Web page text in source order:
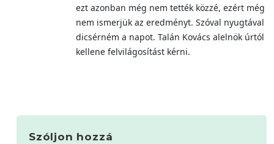
ezt azonban még nem tették közzé, ezért még
nem ismerjük az eredményt. Szóval nyugtával
dicsérném a napot. Talán Kovács alelnök úrtól
kellene felvilágosítást kérni.
Szóljon hozzá